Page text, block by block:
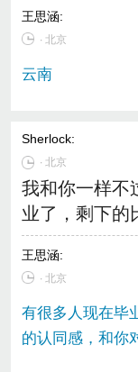
王思涵:
∙ 北京
云南
Sherlock:
∙北京
我和你一样不
业了，剩下的
王思涵:
∙ 北京
有很多人现在毕
的认同感，和你